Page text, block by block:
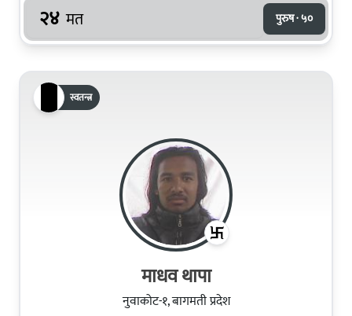
२४ मत पुरुष · ५०
स्वतन्त्र
माधव थापा
नुवाकोट-१, बागमती प्रदेश